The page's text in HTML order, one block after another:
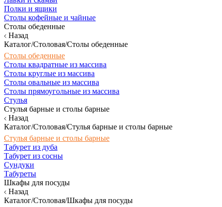
Полки и ящики
Столы кофейные и чайные
Столы обеденные
Назад
Каталог/Столовая/Столы обеденные
Столы обеденные
Столы квадратные из массива
Столы круглые из массива
Столы овальные из массива
Столы прямоугольные из массива
Стулья
Стулья барные и столы барные
Назад
Каталог/Столовая/Стулья барные и столы барные
Стулья барные и столы барные
Табурет из дуба
Табурет из сосны
Сундуки
Табуреты
Шкафы для посуды
Назад
Каталог/Столовая/Шкафы для посуды